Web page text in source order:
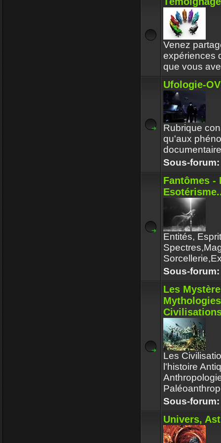
30 Déc 2017 16:32
Circle avait
respectait
Enjoy
30 Déc 2017 16:32
Venez
expériences
que vous
Ufologie-
Rubrique
qu'aux
Sous-
Fantômes -
Entités,
Sous-
Les
Les
l'histoire
Sous-
Univers,